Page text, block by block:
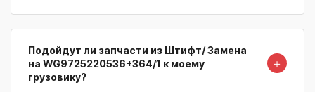
Подойдут ли запчасти из Штифт/ Замена
на WG9725220536+364/1 к моему
грузовику?
＋